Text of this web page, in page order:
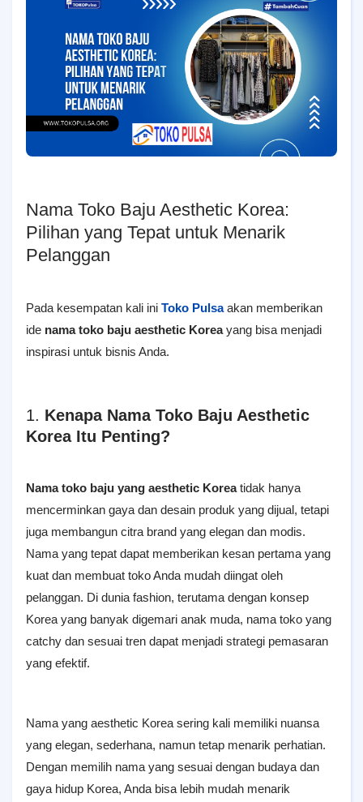
Nama Toko Baju Aesthetic Korea:
Pilihan yang Tepat untuk Menarik
Pelanggan
Pada kesempatan kali ini Toko Pulsaakan memberikan
ide nama toko baju aesthetic Koreayang bisa menjadi
inspirasi untuk bisnis Anda.
1. Kenapa Nama Toko Baju Aesthetic
Korea Itu Penting?
Nama toko baju yang aesthetic Koreatidak hanya
mencerminkan gaya dan desain produk yang dijual, tetapi
juga membangun citra brand yang elegan dan modis.
Nama yang tepat dapat memberikan kesan pertama yang
kuat dan membuat toko Anda mudah diingat oleh
pelanggan. Di dunia fashion, terutama dengan konsep
Korea yang banyak digemari anak muda, nama toko yang
catchy dan sesuai tren dapat menjadi strategi pemasaran
yang efektif.
Nama yang aesthetic Korea sering kali memiliki nuansa
yang elegan, sederhana, namun tetap menarik perhatian.
Dengan memilih nama yang sesuai dengan budaya dan
gaya hidup Korea, Anda bisa lebih mudah menarik